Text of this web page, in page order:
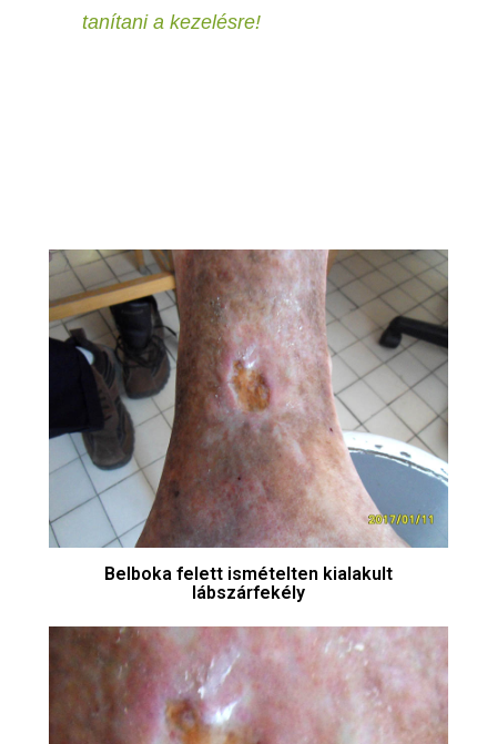
tanítani a kezelésre!
Belboka felett ismételten kialakult
lábszárfekély